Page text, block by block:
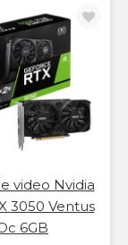
video Nvidia
3050 Ventus
6GB